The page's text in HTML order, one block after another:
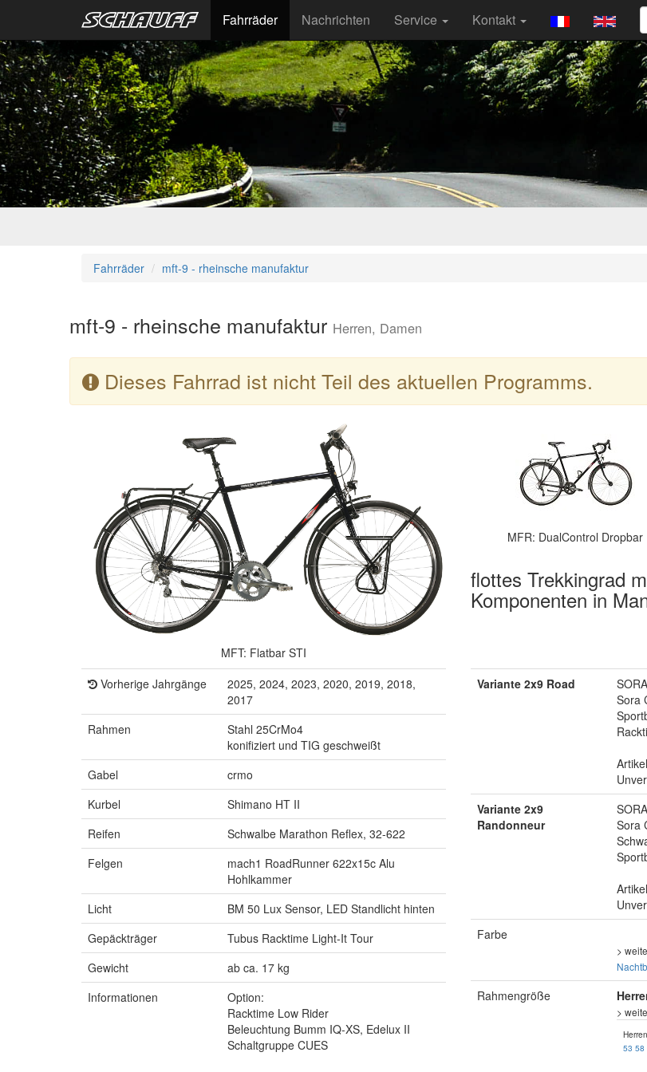
Fahrräder Nachrichten Service Kontakt
Fahrräder mft-9 - rheinsche manufaktur
mft-9 - rheinsche manufaktur Herren, Damen
Dieses Fahrrad ist nicht Teil des aktuellen Programms.
MFT: Flatbar STI
MFR: DualControl Dropbar
flottes Trekkingrad
Komponenten in
Vorherige Jahrgänge
2025, 2024, 2023, 2020, 2019, 2018,
2017
Rahmen
Stahl 25CrMo4
konifiziert und TIG geschweißt
Gabel
crmo
Kurbel
Shimano HT II
Reifen
Schwalbe Marathon Reflex, 32-622
Felgen
mach1 RoadRunner 622x15c Alu
Hohlkammer
Licht
BM 50 Lux Sensor, LED Standlicht hinten
Gepäckträger
Tubus Racktime Light-It Tour
Gewicht
ab ca. 17 kg
Informationen
Option:
Racktime Low Rider
Beleuchtung Bumm IQ-XS, Edelux II
Schaltgruppe CUES
Variante 2x9 Road
Sora
Variante 2x9
Randonneur
Sora
Farbe
>
Rahmengröße
>
Herren
53 58